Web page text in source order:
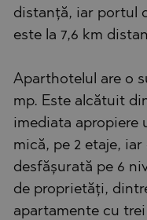
distanță, iar portul
este la 7,6 km
Aparthotelul are o
mp. Este alcătuit
imediata apropiere
mică, pe 2 etaje,
desfășurată pe 6
de proprietăți,
apartamente cu